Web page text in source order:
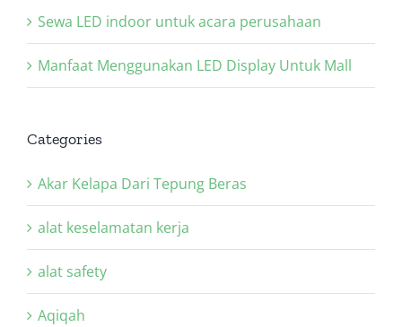
Sewa LED indoor untuk acara perusahaan
Manfaat Menggunakan LED Display Untuk Mall
Categories
Akar Kelapa Dari Tepung Beras
alat keselamatan kerja
alat safety
Aqiqah